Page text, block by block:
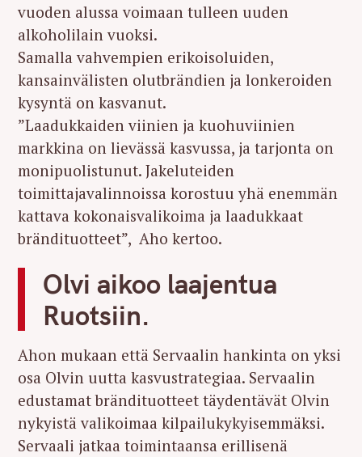
vuoden alussa voimaan tulleen uuden
alkoholilain vuoksi.
Samalla vahvempien erikoisoluiden,
kansainvälisten olutbrändien ja lonkeroiden
kysyntä on kasvanut.
”Laadukkaiden viinien ja kuohuviinien
markkina on lievässä kasvussa, ja tarjonta on
monipuolistunut. Jakeluteiden
toimittajavalinnoissa korostuu yhä enemmän
kattava kokonaisvalikoima ja laadukkaat
brändituotteet”, Aho kertoo.
Olvi aikoo laajentua
Ruotsiin.
Ahon mukaan että Servaalin hankinta on yksi
osa Olvin uutta kasvustrategiaa. Servaalin
edustamat brändituotteet täydentävät Olvin
nykyistä valikoimaa kilpailukykyisemmäksi.
Servaali jatkaa toimintaansa erillisenä